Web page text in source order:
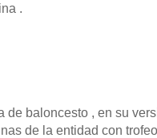
.
de baloncesto , en su
de la entidad con